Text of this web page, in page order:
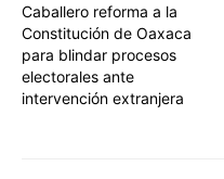
Caballero reforma a la
Constitución de Oaxaca
para blindar procesos
electorales ante
intervención extranjera